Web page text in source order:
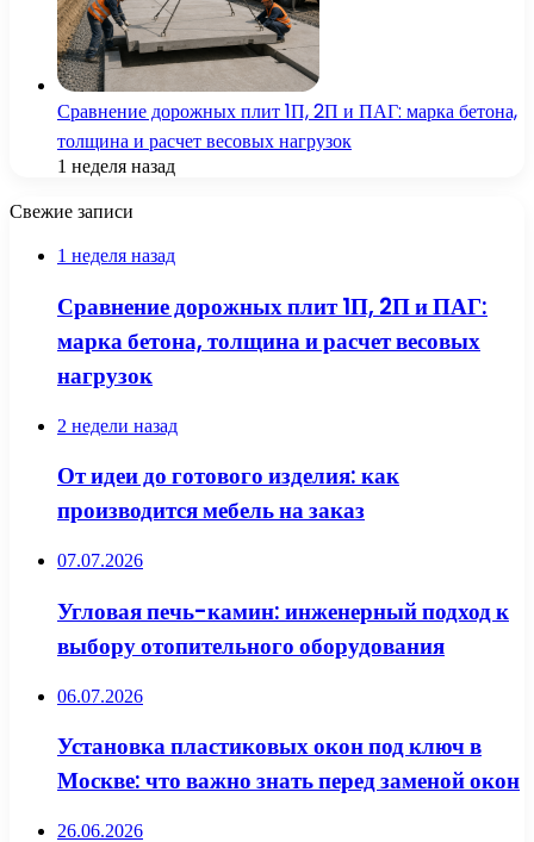
Сравнение дорожных плит 1П, 2П и ПАГ: марка бетона,
толщина и расчет весовых нагрузок
1 неделя назад
Свежие записи
1 неделя назад
Сравнение дорожных плит 1П, 2П и ПАГ:
марка бетона, толщина и расчет весовых
нагрузок
2 недели назад
От идеи до готового изделия: как
производится мебель на заказ
07.07.2026
Угловая печь-камин: инженерный подход к
выбору отопительного оборудования
06.07.2026
Установка пластиковых окон под ключ в
Москве: что важно знать перед заменой окон
26.06.2026